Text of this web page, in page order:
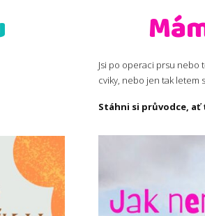
Jsi po operaci prsu nebo
cviky, nebo jen tak letem
Stáhni si průvodce,